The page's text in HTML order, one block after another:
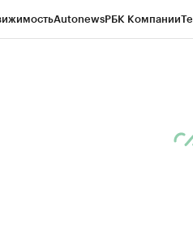
AutonewsРБК Компании